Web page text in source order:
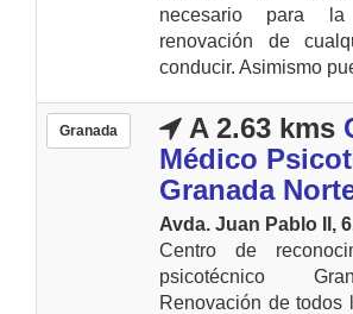
necesario para
renovación de
conducir. Asimismo
Granada A 2.63 kms
Médico
Granada
Avda. Juan Pablo II,
Centro de
psicotécnico
Renovación de todos